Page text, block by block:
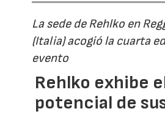
La sede de Rehlko en
(Italia) acogió la cuarta
evento
Rehlko exhibe
potencial de